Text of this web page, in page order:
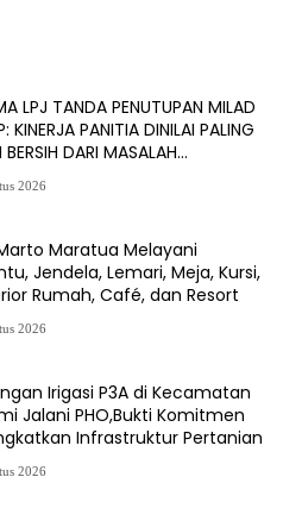
LPJ TANDA PENUTUPAN MILAD
KINERJA PANITIA DINILAI PALING
BERSIH DARI MASALAH
2026
Maratua Melayani
Jendela, Lemari, Meja, Kursi,
Rumah, Café, dan Resort
2026
Irigasi P3A di Kecamatan
Jalani PHO,Bukti Komitmen
Infrastruktur Pertanian
2026